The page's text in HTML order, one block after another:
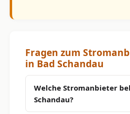
Fragen zum
in Bad Schandau
Welche Stromanbieter
Schandau?